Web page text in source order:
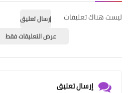
ليست هناك تعليقات
إرسال تعليق
عرض التعليقات فقط
إرسال تعليق